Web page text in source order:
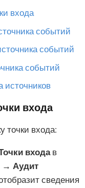
входа
событий
событий
событий
источников
входа
точки входа:
входав
→ Аудит
сведения